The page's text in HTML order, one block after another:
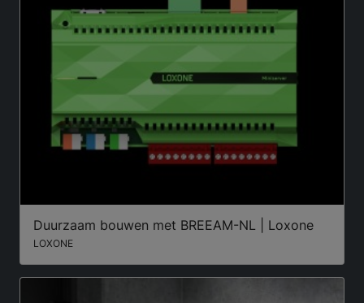
Duurzaam bouwen met BREEAM-NL | Loxone
LOXONE